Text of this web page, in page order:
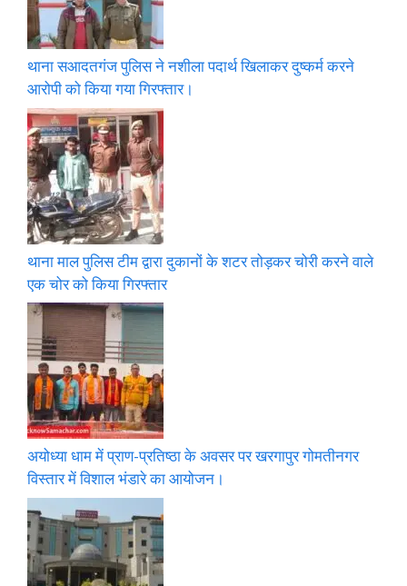
थाना सआदतगंज पुलिस ने नशीला पदार्थ खिलाकर दुष्कर्म करने
आरोपी को किया गया गिरफ्तार।
थाना माल पुलिस टीम द्वारा दुकानों के शटर तोड़कर चोरी करने वाले
एक चोर को किया गिरफ्तार
अयोध्या धाम में प्राण-प्रतिष्ठा के अवसर पर खरगापुर गोमतीनगर
विस्तार में विशाल भंडारे का आयोजन।